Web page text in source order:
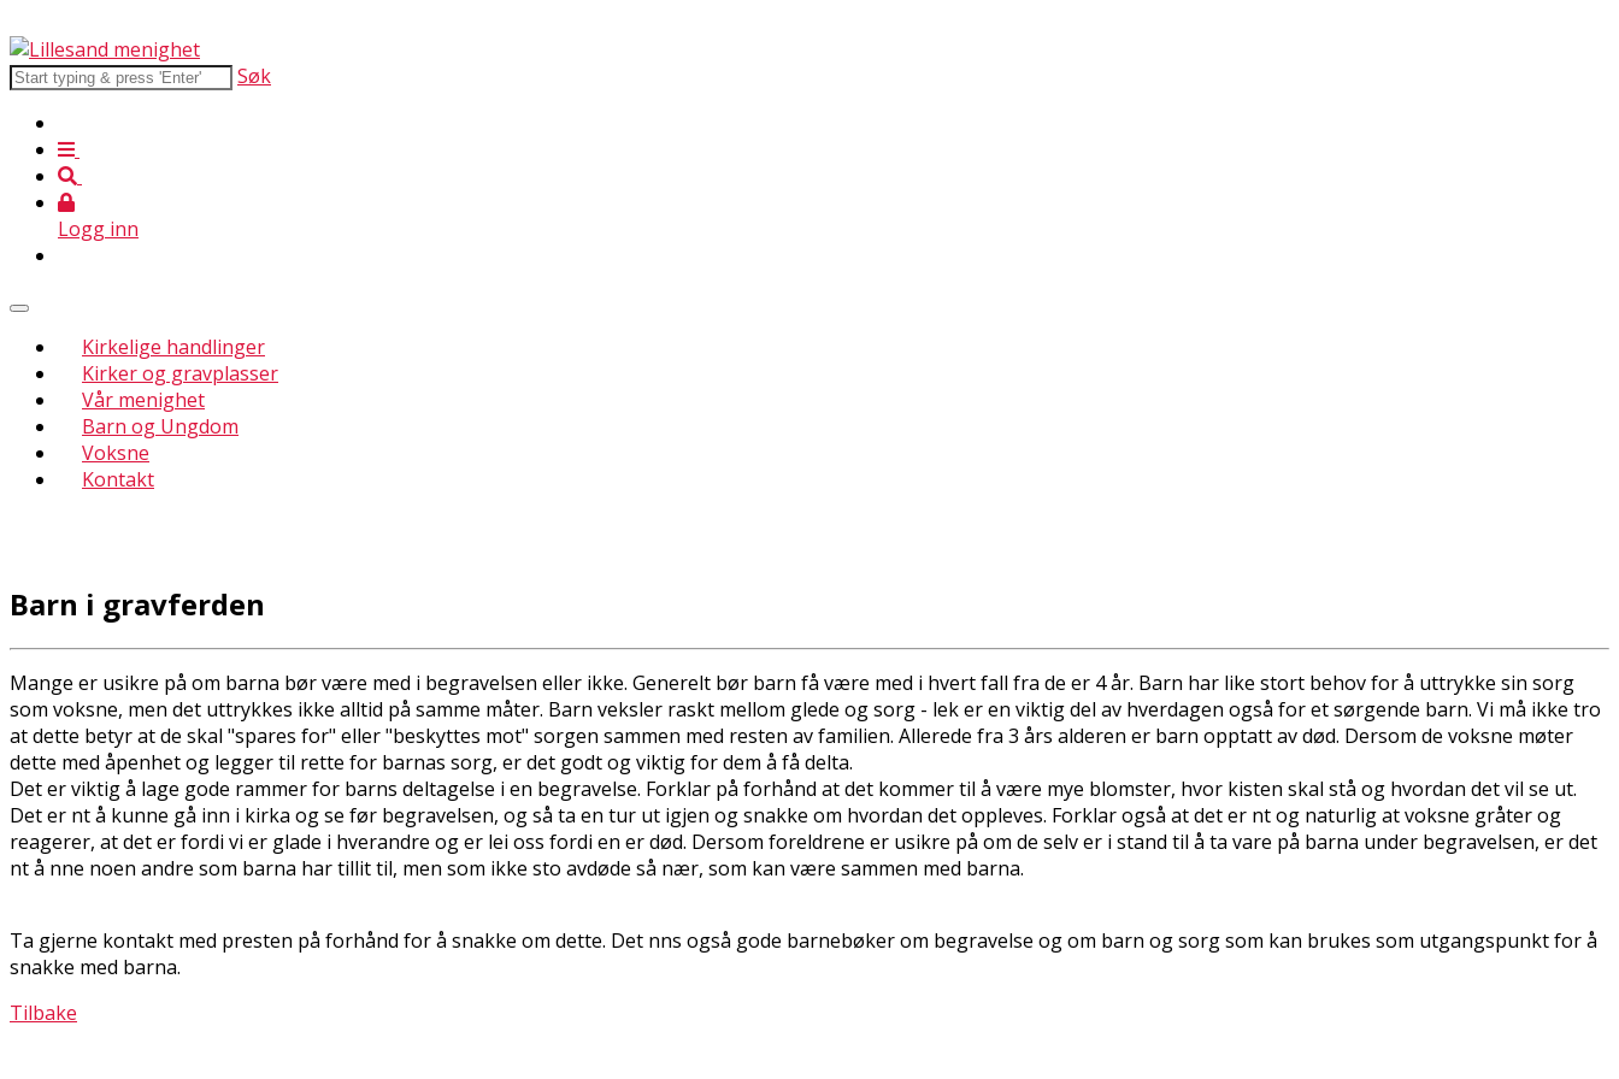
Søk
Logg inn
Kirkelige handlinger
Kirker og gravplasser
Vår menighet
Barn og Ungdom
Voksne
Kontakt
Barn i gravferden
Mange er usikre på om barna bør være med i begravelsen eller ikke. Generelt bør barn få være med i hvert fall fra de er 4 år. Barn har like stort behov for å uttrykke sin sorg
som voksne, men det uttrykkes ikke alltid på samme måter. Barn veksler raskt mellom glede og sorg - lek er en viktig del av hverdagen også for et sørgende barn. Vi må ikke tro
at dette betyr at de skal "spares for" eller "beskyttes mot" sorgen sammen med resten av familien. Allerede fra 3 års alderen er barn opptatt av død. Dersom de voksne møter
dette med åpenhet og legger til rette for barnas sorg, er det godt og viktig for dem å få delta.
Det er viktig å lage gode rammer for barns deltagelse i en begravelse. Forklar på forhånd at det kommer til å være mye blomster, hvor kisten skal stå og hvordan det vil se ut.
Det er fint å kunne gå inn i kirka og se før begravelsen, og så ta en tur ut igjen og snakke om hvordan det oppleves. Forklar også at det er fint og naturlig at voksne gråter og
reagerer, at det er fordi vi er glade i hverandre og er lei oss fordi en er død. Dersom foreldrene er usikre på om de selv er i stand til å ta vare på barna under begravelsen, er det
fint å finne noen andre som barna har tillit til, men som ikke sto avdøde så nær, som kan være sammen med barna.
Ta gjerne kontakt med presten på forhånd for å snakke om dette. Det finns også gode barnebøker om begravelse og om barn og sorg som kan brukes som utgangspunkt for å
snakke med barna.
Tilbake